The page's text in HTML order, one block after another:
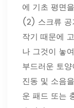
에 기초 평면
(2) 스크류 공
작기 때문에
나 그것이 놓
부드러운 토
진동 및 소음
운 패드 또는